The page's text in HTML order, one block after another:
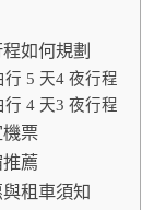
如何規劃
行 5 天4 夜行程
行 4 天3 夜行程
票
薦
租車須知